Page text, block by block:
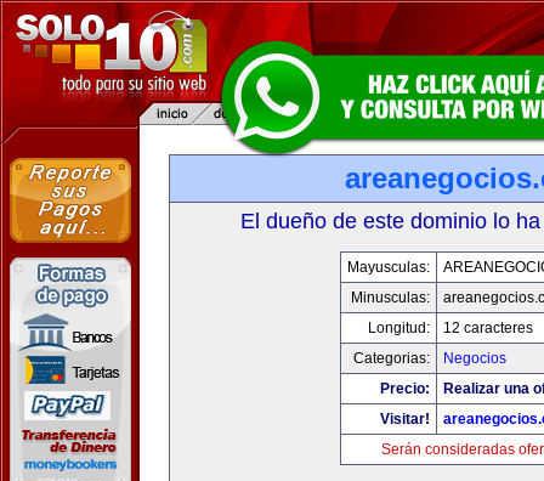
El dueño de este dominio lo
Mayusculas:
Minusculas:
Longitud:
12 caracteres
Categorias:
Negocios
Precio:
Realizar una
Visitar!
Serán consideradas